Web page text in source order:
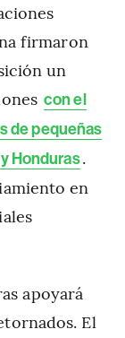
firmaron
un
con el
de pequeñas
Honduras.
en
apoyará
El